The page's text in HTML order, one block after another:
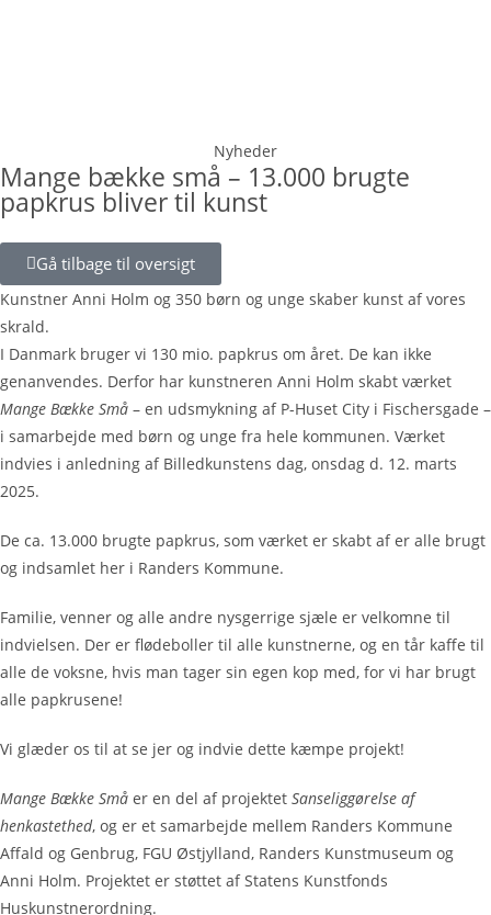
Nyheder
Mange bække små – 13.000 brugte
papkrus bliver til kunst
Gå tilbage til oversigt
Kunstner Anni Holm og 350 børn og unge skaber kunst af vores
skrald.
I Danmark bruger vi 130 mio. papkrus om året. De kan ikke
genanvendes. Derfor har kunstneren Anni Holm skabt værket
Mange Bække Små – en udsmykning af P-Huset City i Fischersgade –
i samarbejde med børn og unge fra hele kommunen. Værket
indvies i anledning af Billedkunstens dag, onsdag d. 12. marts
2025.
De ca. 13.000 brugte papkrus, som værket er skabt af er alle brugt
og indsamlet her i Randers Kommune.
Familie, venner og alle andre nysgerrige sjæle er velkomne til
indvielsen. Der er flødeboller til alle kunstnerne, og en tår kaffe til
alle de voksne, hvis man tager sin egen kop med, for vi har brugt
alle papkrusene!
Vi glæder os til at se jer og indvie dette kæmpe projekt!
Mange Bække Små er en del af projektet Sanseliggørelse af
henkastethed, og er et samarbejde mellem Randers Kommune
Affald og Genbrug, FGU Østjylland, Randers Kunstmuseum og
Anni Holm. Projektet er støttet af Statens Kunstfonds
Huskunstnerordning.